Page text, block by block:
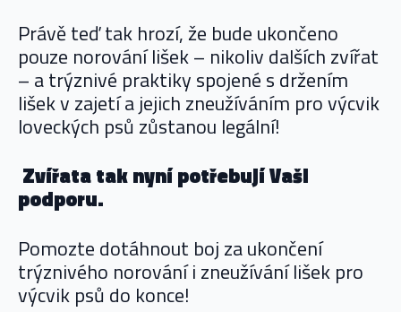
Právě teď tak hrozí, že bude ukončeno
pouze norování lišek – nikoliv dalších zvířat
– a trýznivé praktiky spojené s držením
lišek v zajetí a jejich zneužíváním pro výcvik
loveckých psů zůstanou legální!
Zvířata tak nyní potřebují Vaši
podporu.
Pomozte dotáhnout boj za ukončení
trýznivého norování i zneužívání lišek pro
výcvik psů do konce!